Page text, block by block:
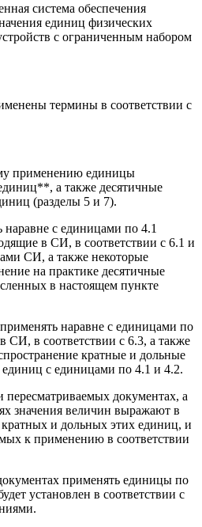
система обеспечения
единиц физических
с ограниченным набором
термины в соответствии с
применению единицы
а также десятичные
(разделы 5 и 7).
наравне с единицами по 4.1
в СИ, в соответствии с 6.1 и
СИ, а также некоторые
на практике десятичные
в настоящем пункте
наравне с единицами по
СИ, в соответствии с 6.3, а также
кратные и дольные
с единицами по 4.1 и 4.2.
документах, а
значения величин выражают в
и дольных этих единиц, и
к применению в соответствии
применять единицы по
установлен в соответствии с